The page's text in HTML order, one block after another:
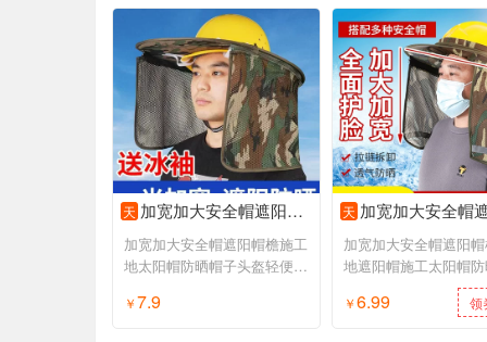
天 加宽加大安全帽遮阳帽檐施工地太阳帽防晒帽子头盔轻便遮脸男夏季
加宽加大安全帽遮阳帽檐施工
地太阳帽防晒帽子头盔轻便遮
￥7.9
天 加宽加大安全帽遮阳帽檐施工地遮阳帽施工太阳帽防晒
加宽加大安全帽遮阳
地遮阳帽施工太阳帽
￥6.99 领